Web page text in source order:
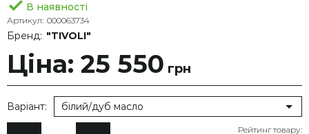
В наявності
Артикул: 000063734
Бренд: "TIVOLI"
Ціна: 25 550 грн
Варіант: білий/дуб масло
Рейтинг товару: